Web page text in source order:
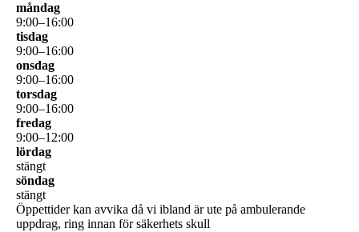
måndag
9:00–16:00
tisdag
9:00–16:00
onsdag
9:00–16:00
torsdag
9:00–16:00
fredag
9:00–12:00
lördag
stängt
söndag
stängt
Öppettider kan avvika då vi ibland är ute på ambulerande
uppdrag, ring innan för säkerhets skull